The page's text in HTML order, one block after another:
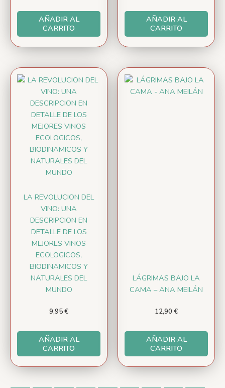
AÑADIR AL
CARRITO
AÑADIR AL
CARRITO
LA REVOLUCION DEL
VINO: UNA
DESCRIPCION EN
DETALLE DE LOS
MEJORES VINOS
ECOLOGICOS,
BIODINAMICOS Y
NATURALES DEL
MUNDO
9,95€
AÑADIR AL
CARRITO
LÁGRIMAS BAJO LA
CAMA – ANA MEILÁN
12,90 €
AÑADIR AL
CARRITO